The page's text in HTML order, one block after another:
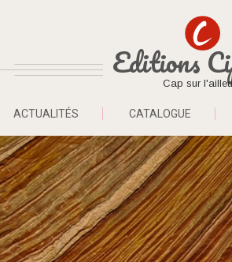
Editions
Cap sur
ACTUALITÉS CATALOGUE